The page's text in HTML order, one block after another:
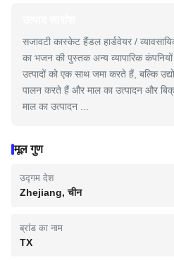
सजावटी कास्केट हैंडल हार्डवेयर /
का भजन की पुस्तक अन्य व्यापारिक
उत्पादों को एक साथ जमा करते हैं, बल्कि
पालन करते हैं और माल का उत्पादन और
माल का उत्पादन ...
मूल गुण
उद्गम देश
Zhejiang, चीन
ब्रांड का नाम
TX